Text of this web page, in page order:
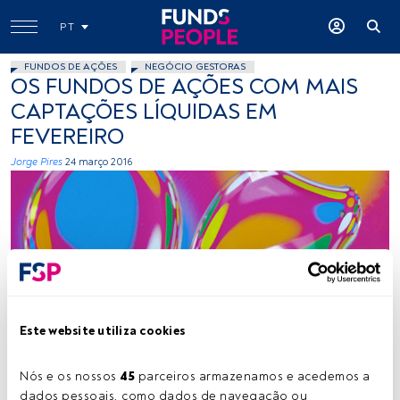
Este website utiliza cookies
Nós e os nossos 45 parceiros armazenamos e acedemos a
dados pessoais, como dados de navegação ou
PT
FUNDOS DE AÇÕES NEGÓCIO GESTORAS
OS FUNDOS DE AÇÕES COM MAIS
CAPTAÇÕES LÍQUIDAS EM
FEVEREIRO
Jorge Pires 24 março 2016
Tempo de leitura:2 min.